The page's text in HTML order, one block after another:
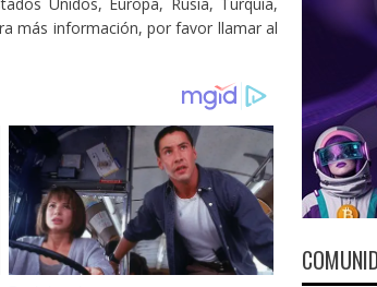
más información, por favor llamar al